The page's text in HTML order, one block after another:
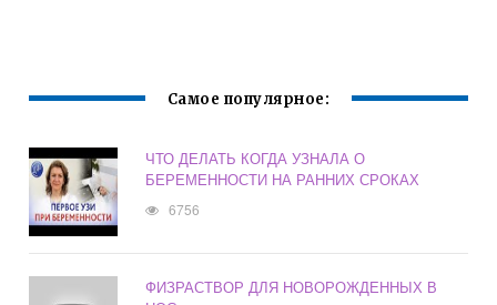
Самое популярное:
ЧТО ДЕЛАТЬ КОГДА УЗНАЛА О
БЕРЕМЕННОСТИ НА РАННИХ СРОКАХ
6756
ФИЗРАСТВОР ДЛЯ НОВОРОЖДЕННЫХ В